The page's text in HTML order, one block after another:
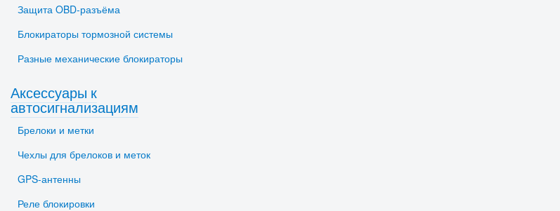
Защита OBD-разъёма
Блокираторы тормозной системы
Разные механические блокираторы
Аксессуары к
автосигнализациям
Брелоки и метки
Чехлы для брелоков и меток
GPS-антенны
Реле блокировки